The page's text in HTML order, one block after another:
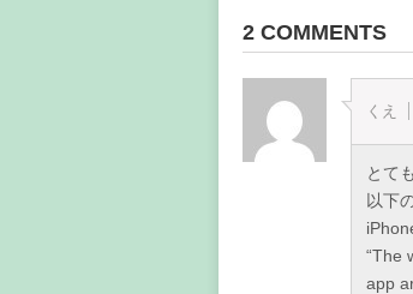
2 COMMENTS
くえ
とて
以下
“The
app